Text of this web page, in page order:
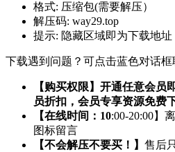
格式: 压缩包(需要解压）
解压码: way29.top
提示: 隐藏区域即为下载地
下载遇到问题？可点击蓝色对话框
【购买权限】开通任意会员
员折扣，会员专享资源免费
【在线时间：10:00-20:00】
图标留言
【不会解压不要买！】 售后